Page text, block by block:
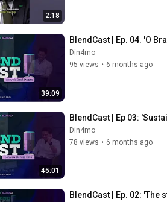
2:18
39:09
BlendCast | Ep. 04. 'O
Din4mo
95 views • 6 months ago
45:01
BlendCast | Ep 03:
Din4mo
78 views • 6 months ago
BlendCast | Ep. 02: 'The